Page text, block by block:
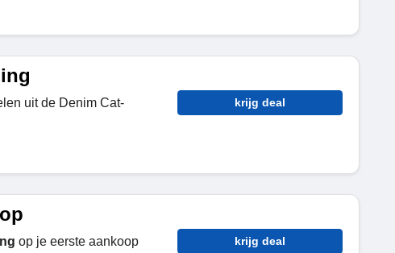
uit de Denim Cat-
krijg deal
op je eerste aankoop
krijg deal